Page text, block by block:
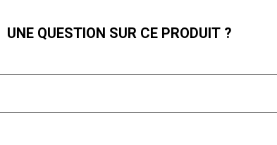
UNE QUESTION SUR CE PRODUIT ?